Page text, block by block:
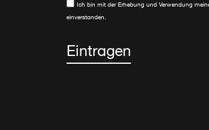
Ich bin mit der Erhebung und Verwendung
einverstanden.
Eintragen